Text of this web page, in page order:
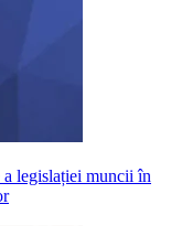
a legislației muncii în